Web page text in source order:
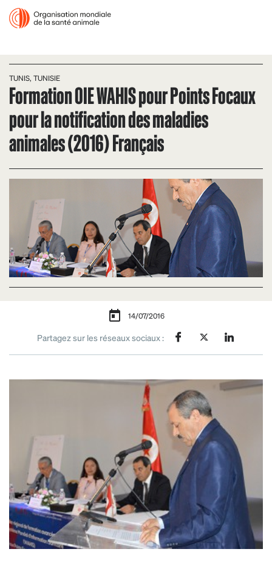
TUNIS, TUNISIE
Formation OIE WAHIS pour Points Focaux
pour la notification des maladies
animales (2016) Français
14/07/2016
Partagez sur les réseaux sociaux :